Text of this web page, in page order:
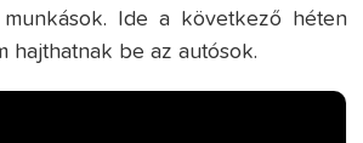
Ide a következő héten
hajthatnak be az autósok.